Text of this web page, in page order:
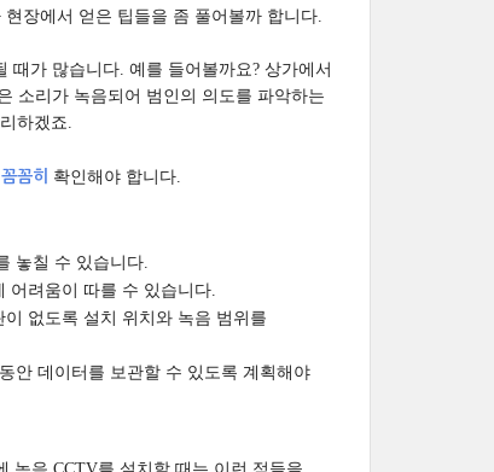
장에서 얻은 팁들을 좀 풀어볼까 합니다.
가 많습니다. 예를 들어볼까요? 상가에서
소리가 녹음되어 범인의 의도를 파악하는
하겠죠.
꼼꼼히 확인해야 합니다.
놓칠 수 있습니다.
어려움이 따를 수 있습니다.
없도록 설치 위치와 녹음 범위를
안 데이터를 보관할 수 있도록 계획해야